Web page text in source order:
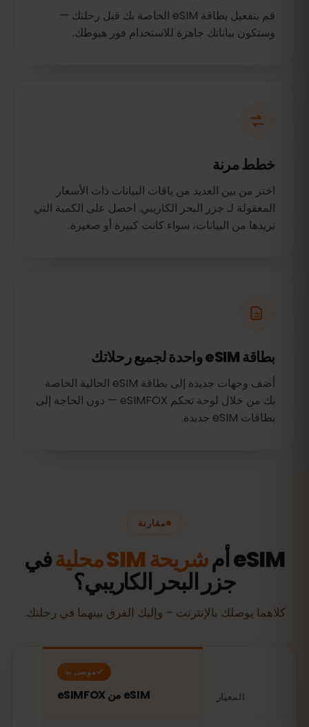
قم بتفعيل بطاقة eSIM الخاصة بك قبل رحلتك —
وستكون بياناتك جاهزة للاستخدام فور هبوطك.
خطط مرنة
اختر من بين العديد من باقات البيانات ذات الأسعار
المعقولة لـ جزر البحر الكاريبي. احصل على الكمية التي
تريدها من البيانات، سواء كانت كبيرة أو صغيرة.
بطاقة eSIM واحدة لجميع رحلاتك
أضف وجهات جديدة إلى بطاقة eSIM الحالية الخاصة
بك من خلال لوحة تحكم eSIMFOX — دون الحاجة إلى
بطاقات eSIM جديدة.
مقارنة
eSIM أم شريحة SIM محلية في
جزر البحر الكاريبي؟
كلاهما يوصلك بالإنترنت – وإليك الفرق بينهما في رحلتك.
المعيار
موصى به
eSIM من eSIMFOX